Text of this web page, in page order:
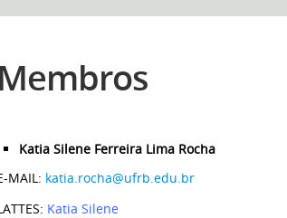
Membros
Katia Silene Ferreira Lima Rocha
MAIL: katia.rocha@ufrb.edu.br
Katia Silene